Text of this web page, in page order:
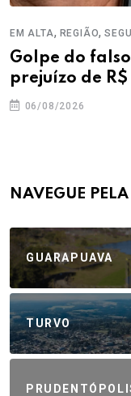
EM ALTA, REGIÃO,
Golpe do
prejuízo de R$
06/08/2026
NAVEGUE
GUARAPUAVA
TURVO